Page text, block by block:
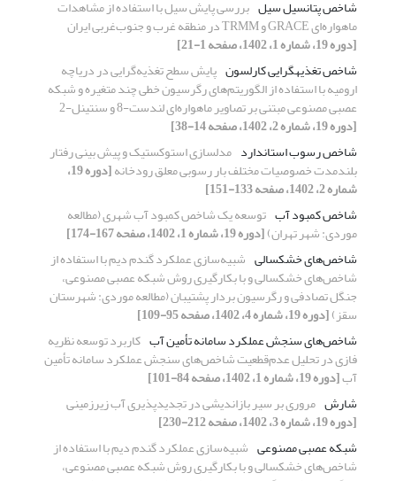
شاخص پتانسیل سیل بررسی پایش سیل با استفاده از مشاهدات
ماهواره‌ای GRACE و TRMM در منطقه غرب و جنوب‌غربی ایران
[دوره 19، شماره 1، 1402، صفحه 1-21]
شاخص تغذیهگرایی کارلسون پایش سطح تغذیه‌گرایی در دریاچه
ارومیه با استفاده از الگوریتم‌های رگرسیون خطی چند متغیره و شبکه‌
عصبی مصنوعی مبتنی بر تصاویر ماهواره‌ای لندست-8 و سنتینل-2
[دوره 19، شماره 2، 1402، صفحه 14-38]
شاخص رسوب استاندارد
مدل‎سازی استوکستیک و پیش‏ بینی رفتار
بلندمدت خصوصیات مختلف بار رسوبی معلق رودخانه [دوره 19،
شماره 2، 1402، صفحه 133-151]
شاخص کمبود آب توسعه یک شاخص کمبود آب شهری (مطالعه
موردی: شهر تهران)[دوره 19، شماره 1، 1402، صفحه 167-174]
شاخص‌های خشکسالی شبیه‌سازی عملکرد گندم دیم با استفاده از
شاخص‌های خشکسالی و با بکارگیری روش شبکه عصبی مصنوعی،
جنگل تصادفی و رگرسیون بردار پشتیبان (مطالعه موردی: شهرستان
سقز)[دوره 19، شماره 4، 1402، صفحه 95-109]
شاخص‌های سنجش عملکرد سامانه تأمین آب کاربرد توسعه نظریه
فازی در تحلیل عدم‌قطعیت شاخص‌های سنجش عملکرد سامانه تأمین
آب[دوره 19، شماره 1، 1402، صفحه 84-101]
شارش مروری بر سیر بازاندیشی در تجدیدپذیری آب‌ زیرزمینی
[دوره 19، شماره 3، 1402، صفحه 212-230]
شبکه عصبی مصنوعی شبیه‌سازی عملکرد گندم دیم با استفاده از
شاخص‌های خشکسالی و با بکارگیری روش شبکه عصبی مصنوعی،